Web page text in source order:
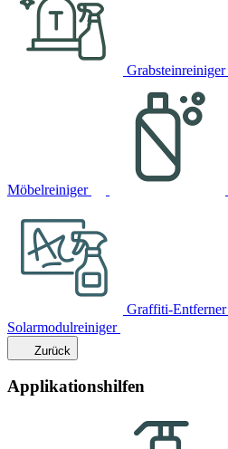
Grabsteinreiniger
Möbelreiniger
Graffiti-Entferner
Solarmodulreiniger
Zurück
Applikationshilfen